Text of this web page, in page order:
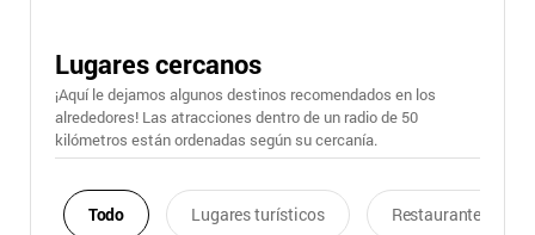
Lugares cercanos
¡Aquí le dejamos algunos destinos recomendados en los
alrededores! Las atracciones dentro de un radio de 50
kilómetros están ordenadas según su cercanía.
Todo Lugares turísticos Restaurantes